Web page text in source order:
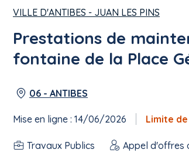
VILLE D'ANTIBES - JUAN LES PINS
Prestations de
fontaine de la Place
06 - ANTIBES
Mise en ligne : 14/06/2026 Limite
Travaux Publics Appel d'offres